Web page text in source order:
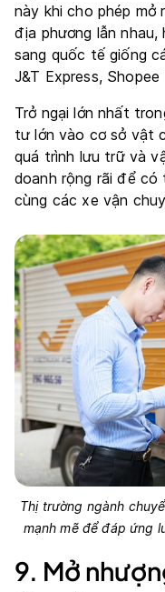
này khi cho phép
địa phương lẫn
sang quốc tế giống
J&T Express,
Trở ngại lớn nhất
tư lớn vào cơ sở vật
quá trình lưu trữ và
doanh rộng rãi để có
cùng các xe vận
Thị trường ngành
mạnh mẽ để đáp ứng
9. Mở